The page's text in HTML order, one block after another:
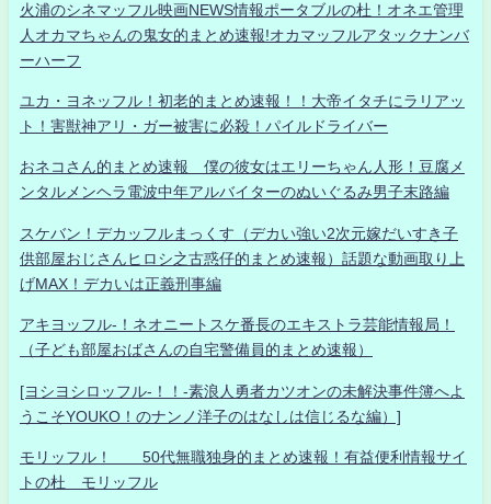
火浦のシネマッフル映画NEWS情報ポータブルの杜！オネエ管理
人オカマちゃんの鬼女的まとめ速報!オカマッフルアタックナンバ
ーハーフ
ユカ・ヨネッフル！初老的まとめ速報！！大帝イタチにラリアッ
ト！害獣神アリ・ガー被害に必殺！パイルドライバー
おネコさん的まとめ速報 僕の彼女はエリーちゃん人形！豆腐メ
ンタルメンヘラ電波中年アルバイターのぬいぐるみ男子末路編
スケバン！デカッフルまっくす（デカい強い2次元嫁だいすき子
供部屋おじさんヒロシ之古惑仔的まとめ速報）話題な動画取り上
げMAX！デカいは正義刑事編
アキヨッフル-！ネオニートスケ番長のエキストラ芸能情報局！
（子ども部屋おばさんの自宅警備員的まとめ速報）
[ヨシヨシロッフル-！！-素浪人勇者カツオンの未解決事件簿へよ
うこそYOUKO！のナンノ洋子のはなしは信じるな編）]
モリッフル！ 50代無職独身的まとめ速報！有益便利情報サイ
トの杜 モリッフル